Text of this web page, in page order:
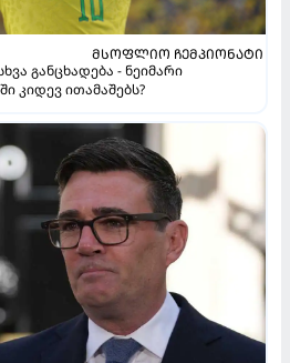
ᲛᲡᲝᲤᲚᲘᲝ ᲩᲔᲛᲞᲘᲝᲜᲐᲢᲘ
განცხადება - ნეიმარი
კიდევ ითამაშებს?